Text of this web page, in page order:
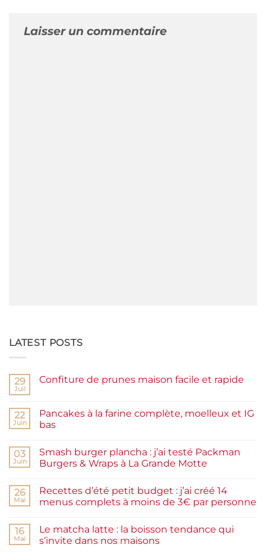
Laisser un commentaire
LATEST POSTS
29
Juil
Confiture de prunes maison facile et rapide
Confiture
de
prunes
et
rapide
22
Juin
Pancakes à la farine complète, moelleux et IG
bas
sur
Pancakes
à
complète,
moelleux
et
03
Juin
Smash burger plancha : j’ai testé Packman
Burgers & Wraps à La Grande Motte
sur
Smash
burger
testé
Packman
Burgers &
26
Mai
Recettes d’été petit budget : j’ai créé 14
menus complets à moins de 3€ par personne
sur
Recettes
d’été
16
Mai
Le matcha latte : la boisson tendance qui
s’invite dans nos maisons